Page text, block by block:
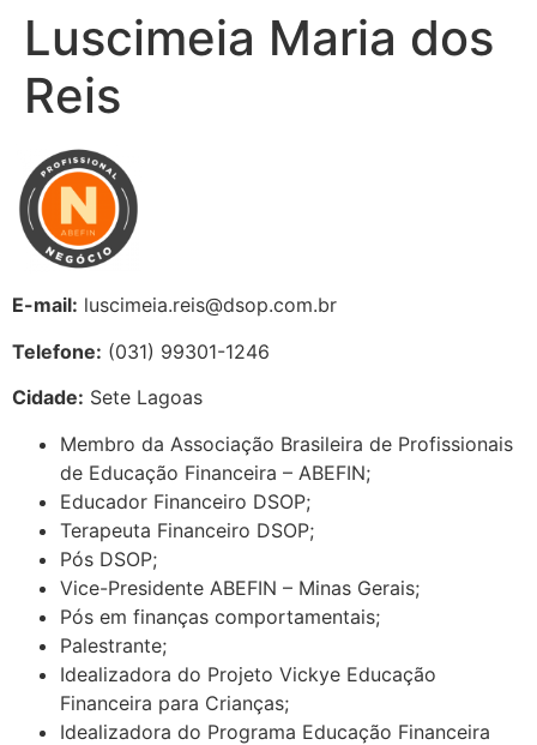
Luscimeia Maria dos
Reis
E-mail: luscimeia.reis@dsop.com.br
Telefone: (031) 99301-1246
Cidade: Sete Lagoas
Membro da Associação Brasileira de Profissionais
de Educação Financeira – ABEFIN;
Educador Financeiro DSOP;
Terapeuta Financeiro DSOP;
Pós DSOP;
Vice-Presidente ABEFIN – Minas Gerais;
Pós em finanças comportamentais;
Palestrante;
Idealizadora do Projeto Vickye Educação
Financeira para Crianças;
Idealizadora do Programa Educação Financeira